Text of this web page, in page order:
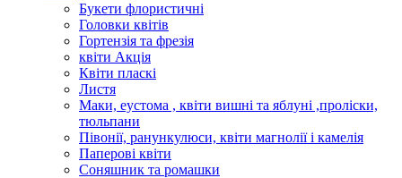
Букети флористичні
Головки квітів
Гортензія та фрезія
квіти Акція
Квіти пласкі
Листя
Маки, еустома , квіти вишні та яблуні ,проліски,
тюльпани
Півонії, ранункулюси, квіти магнолії і камелія
Паперові квіти
Соняшник та ромашки